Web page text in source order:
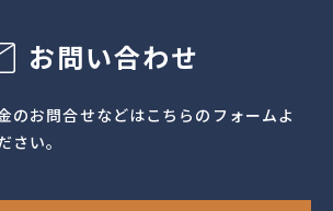
お問い合わせ
のお問合せなどはこちらのフォームよ
さい。